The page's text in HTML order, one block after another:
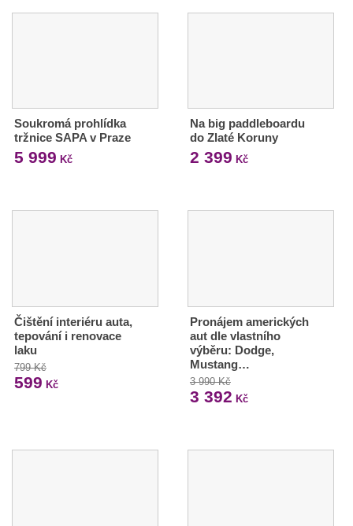
Soukromá prohlídka
tržnice SAPA v Praze
5 999 Kč
Na big paddleboardu
do Zlaté Koruny
2 399 Kč
Čištění interiéru auta,
tepování i renovace
laku
799 Kč
599 Kč
Pronájem amerických
aut dle vlastního
výběru: Dodge,
Mustang…
3 990 Kč
3 392 Kč